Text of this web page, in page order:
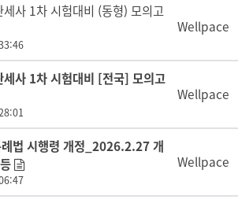
사 1차 시험대비 (동형) 모의고
Wellpace
사 1차 시험대비 [전국] 모의고
Wellpace
법 시행령 개정_2026.2.27 개
Wellpace